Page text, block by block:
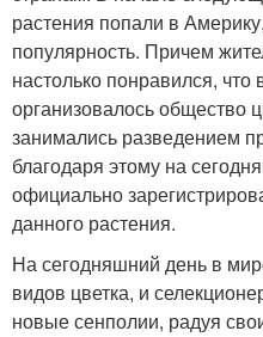
растения попали в
популярность. Причем
настолько понравился,
организовалось общество
занимались разведением
благодаря этому на
официально
данного растения.
На сегодняшний день в
видов цветка, и
новые сенполии, радуя